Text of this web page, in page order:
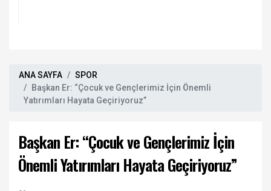
ANA SAYFA
SPOR
Başkan Er: “Çocuk ve Gençlerimiz İçin Önemli
Yatırımları Hayata Geçiriyoruz”
Başkan Er: “Çocuk ve Gençlerimiz İçin
Önemli Yatırımları Hayata Geçiriyoruz”